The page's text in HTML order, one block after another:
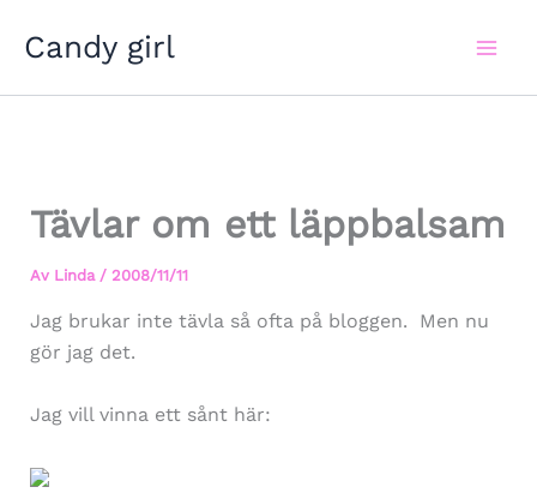
Candy girl
Tävlar om ett läppbalsam
Av Linda / 2008/11/11
Jag brukar inte tävla så ofta på bloggen. Men nu
gör jag det.
Jag vill vinna ett sånt här: